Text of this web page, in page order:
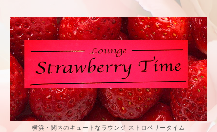
横浜・関内のキュートなラウンジ ストロベリータイム